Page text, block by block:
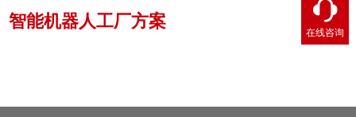
智能机器人工厂方案
在线咨询